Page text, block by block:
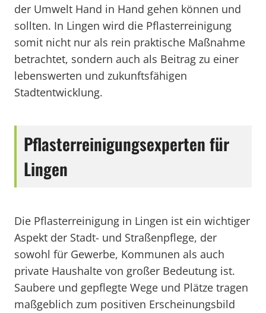
der Umwelt Hand in Hand gehen können und
sollten. In Lingen wird die Pflasterreinigung
somit nicht nur als rein praktische Maßnahme
betrachtet, sondern auch als Beitrag zu einer
lebenswerten und zukunftsfähigen
Stadtentwicklung.
Pflasterreinigungsexperten für
Lingen
Die Pflasterreinigung in Lingen ist ein wichtiger
Aspekt der Stadt- und Straßenpflege, der
sowohl für Gewerbe, Kommunen als auch
private Haushalte von großer Bedeutung ist.
Saubere und gepflegte Wege und Plätze tragen
maßgeblich zum positiven Erscheinungsbild